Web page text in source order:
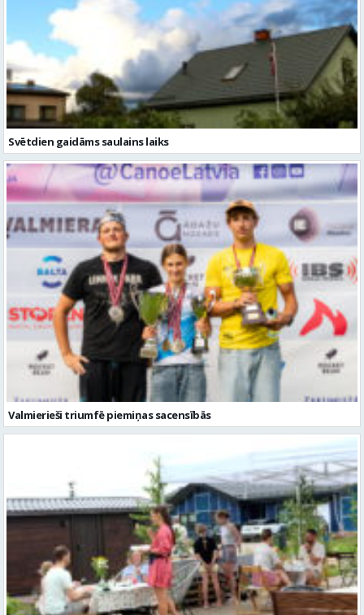
Svētdien gaidāms saulains laiks
Valmierieši triumfē piemiņas sacensībās